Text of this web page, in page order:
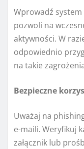
Wprowadź
pozwoli na
aktywności. W
odpowiednio
na takie
Bezpieczne
Uważaj na
e-maili. Weryfikuj
załącznik lub